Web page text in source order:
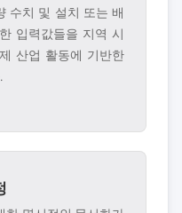
수치 및 설치 또는 배
입력값들을 지역 시
산업 활동에 기반한